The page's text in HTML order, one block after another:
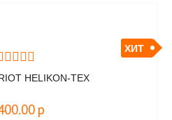
ХИТ
HELIKON-TEX
р